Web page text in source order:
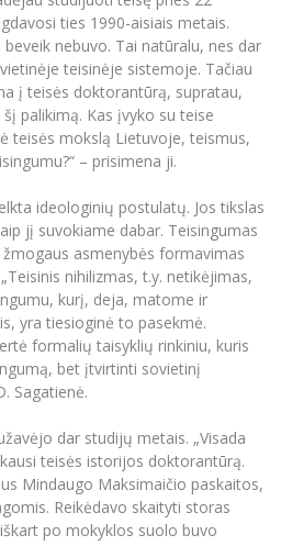
ties 1990-aisiais metais.
nebuvo. Tai natūralu, nes dar
teisinėje sistemoje. Tačiau
į teisės doktorantūrą, supratau,
palikimą. Kas įvyko su teise
teisės mokslą Lietuvoje, teismus,
– prisimena ji.
ideologinių postulatų. Jos tikslas
jį suvokiame dabar. Teisingumas
asmenybės formavimas
nihilizmas, t.y. netikėjimas,
kurį, deja, matome ir
yra tiesioginė to pasekmė.
formalių taisyklių rinkiniu, kuris
bet įtvirtinti sovietinį
Sagatienė.
dar studijų metais. „Visada
teisės istorijos doktorantūrą.
Mindaugo Maksimaičio paskaitos,
Reikėdavo skaityti storas
po mokyklos suolo buvo